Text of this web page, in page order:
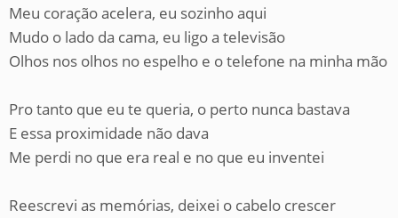
Meu coração acelera, eu sozinho aqui
Mudo o lado da cama, eu ligo a televisão
Olhos nos olhos no espelho e o telefone na minha mão
Pro tanto que eu te queria, o perto nunca bastava
E essa proximidade não dava
Me perdi no que era real e no que eu inventei
Reescrevi as memórias, deixei o cabelo crescer